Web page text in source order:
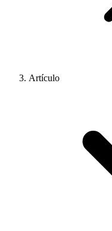
Artículo